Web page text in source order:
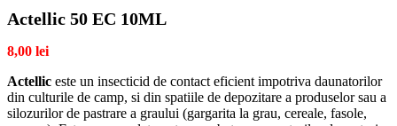
Actellic 50 EC 10ML
8,00 lei
Actellic este un insecticid de contact eficient impotriva daunatorilor
din culturile de camp, si din spatiile de depozitare a produselor sau a
silozurilor de pastrare a graului (gargarita la grau, cereale, fasole,